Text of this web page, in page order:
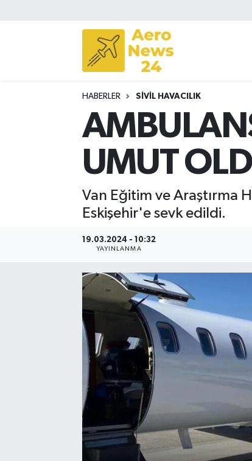
HABERLER SIVIL HAVACILIK
UMUT
Van Eğitim ve Araştırma
Eskişehir'e sevk edildi.
19.03.2024 - 10:32
YAYINLANMA
Sivil Havacılık